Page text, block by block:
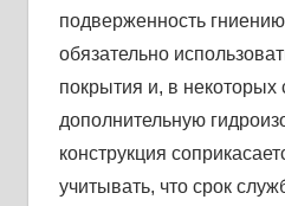
подверженность
обязательно
покрытия и, в некоторых
дополнительную
конструкция
учитывать, что срок